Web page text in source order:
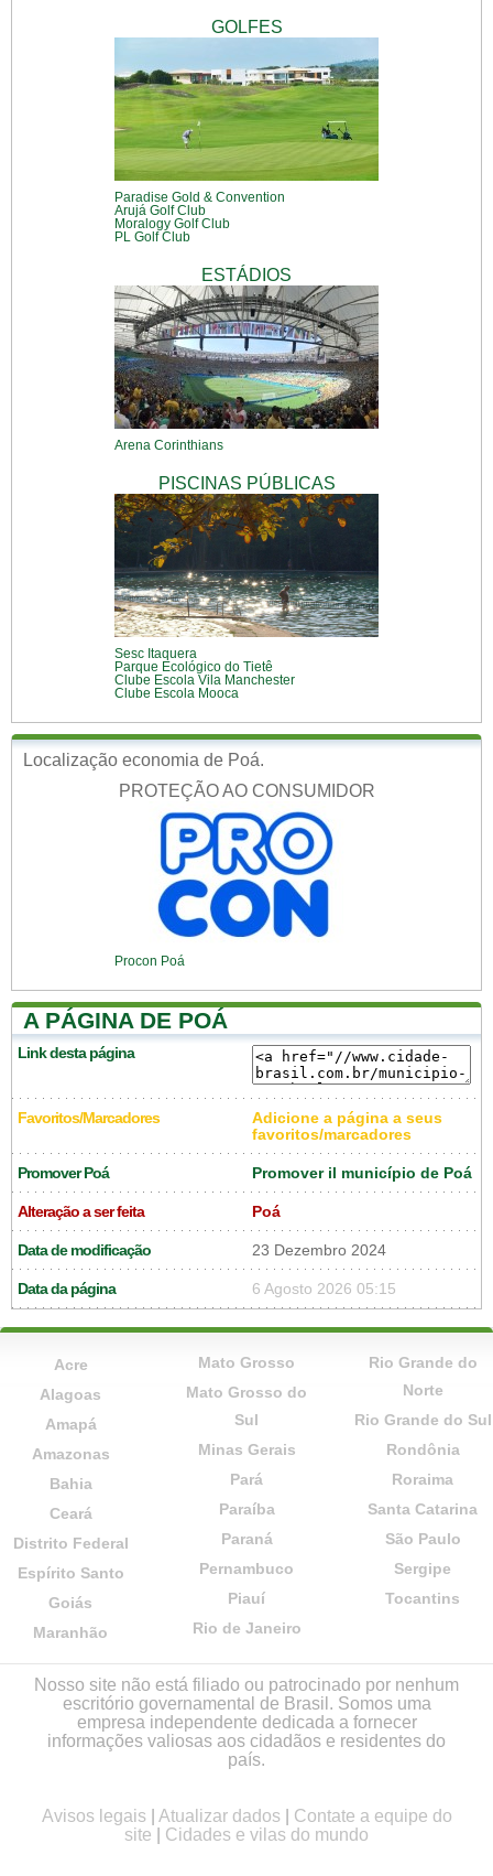
GOLFES
Paradise Gold & Convention
Arujá Golf Club
Moralogy Golf Club
PL Golf Club
ESTÁDIOS
Arena Corinthians
PISCINAS PÚBLICAS
Sesc Itaquera
Parque Ecológico do Tietê
Clube Escola Vila Manchester
Clube Escola Mooca
Localização economia de Poá.
PROTEÇÃO AO CONSUMIDOR
Procon Poá
A PÁGINA DE POÁ
Link desta página
Favoritos/Marcadores
Adicione a página a seus
favoritos/marcadores
Promover Poá Promover il município de Poá
Alteração a ser feita Poá
Data de modificação 23 Dezembro 2024
Data da página 6 Agosto 2026 05:15
Acre
Alagoas
Amapá
Amazonas
Bahia
Ceará
Distrito Federal
Espírito Santo
Goiás
Maranhão
Mato Grosso
Mato Grosso do
Sul
Minas Gerais
Pará
Paraíba
Paraná
Pernambuco
Piauí
Rio de Janeiro
Rio Grande do
Norte
Rio Grande do Sul
Rondônia
Roraima
Santa Catarina
São Paulo
Sergipe
Tocantins
Nosso site não está filiado ou patrocinado por nenhum
escritório governamental de Brasil. Somos uma
empresa independente dedicada a fornecer
informações valiosas aos cidadãos e residentes do
país.
Avisos legais Atualizar dados
Contate a equipe do
site
Cidades e vilas do mundo